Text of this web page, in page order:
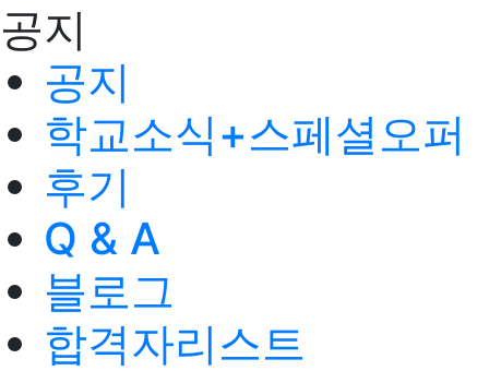
공지
공지
학교소식+스페셜오퍼
후기
Q & A
블로그
합격자리스트